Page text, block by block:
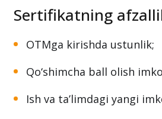
Sertifikatning
OTMga kirishda ustunlik;
Qo‘shimcha ball olish
Ish va ta’limdagi yangi